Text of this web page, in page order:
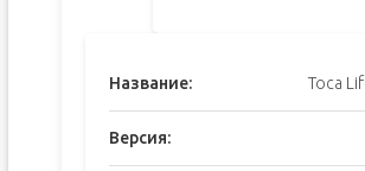
Название: Toca
Версия: